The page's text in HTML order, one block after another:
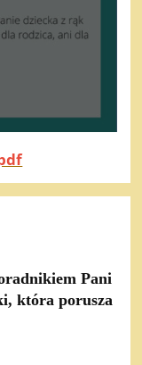
Pani
która porusza